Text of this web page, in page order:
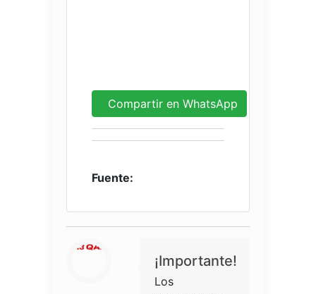
Compartir en WhatsApp
Fuente:
¡Importante!
Los